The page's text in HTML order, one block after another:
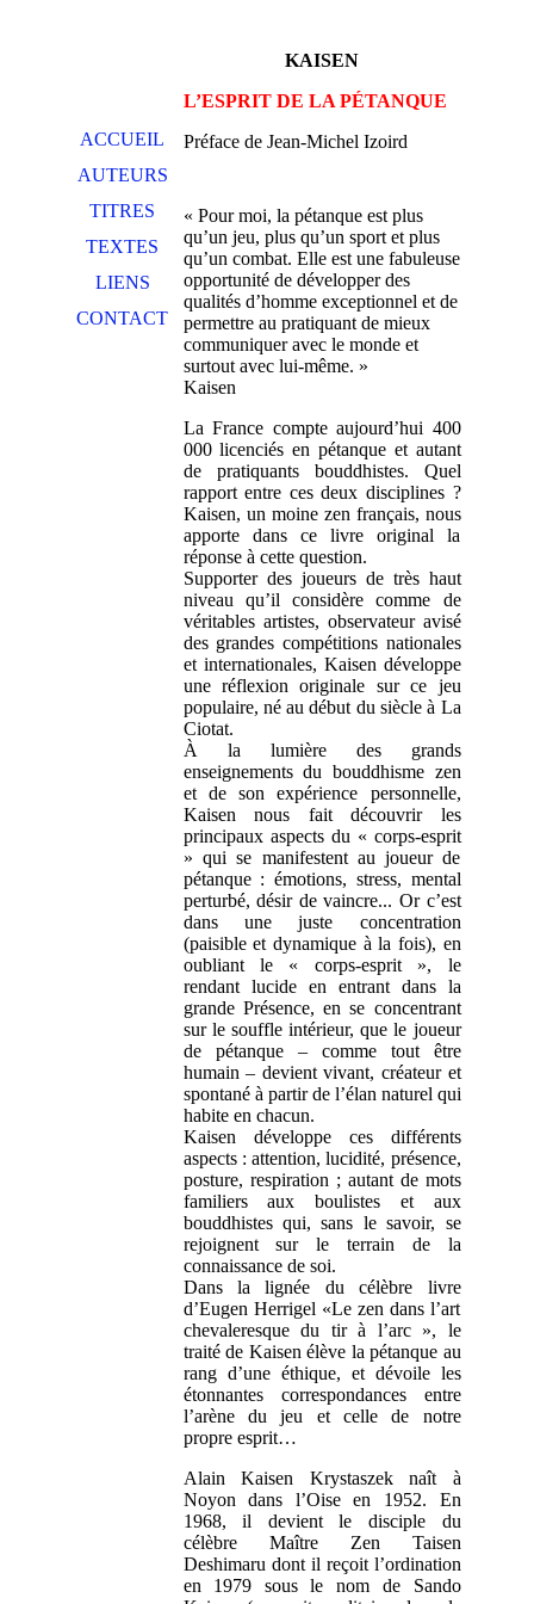
ACCUEIL
AUTEURS
TITRES
TEXTES
LIENS
CONTACT
KAISEN
L’ESPRIT DE LA PÉTANQUE
Préface de Jean-Michel Izoird
« Pour moi, la pétanque est plus
qu’un jeu, plus qu’un sport et plus
qu’un combat. Elle est une fabuleuse
opportunité de développer des
qualités d’homme exceptionnel et de
permettre au pratiquant de mieux
communiquer avec le monde et
surtout avec lui-même. »
Kaisen
La France compte aujourd’hui 400
000 licenciés en pétanque et autant
de pratiquants bouddhistes. Quel
rapport entre ces deux disciplines ?
Kaisen, un moine zen français, nous
apporte dans ce livre original la
réponse à cette question.
Supporter des joueurs de très haut
niveau qu’il considère comme de
véritables artistes, observateur avisé
des grandes compétitions nationales
et internationales, Kaisen développe
une réflexion originale sur ce jeu
populaire, né au début du siècle à La
Ciotat.
À la lumière des grands
enseignements du bouddhisme zen
et de son expérience personnelle,
Kaisen nous fait découvrir les
principaux aspects du « corps-esprit
» qui se manifestent au joueur de
pétanque : émotions, stress, mental
perturbé, désir de vaincre... Or c’est
dans une juste concentration
(paisible et dynamique à la fois), en
oubliant le « corps-esprit », le
rendant lucide en entrant dans la
grande Présence, en se concentrant
sur le souffle intérieur, que le joueur
de pétanque – comme tout être
humain – devient vivant, créateur et
spontané à partir de l’élan naturel qui
habite en chacun.
Kaisen développe ces différents
aspects : attention, lucidité, présence,
posture, respiration ; autant de mots
familiers aux boulistes et aux
bouddhistes qui, sans le savoir, se
rejoignent sur le terrain de la
connaissance de soi.
Dans la lignée du célèbre livre
d’Eugen Herrigel «Le zen dans l’art
chevaleresque du tir à l’arc », le
traité de Kaisen élève la pétanque au
rang d’une éthique, et dévoile les
étonnantes correspondances entre
l’arène du jeu et celle de notre
propre esprit…
Alain Kaisen Krystaszek naît à
Noyon dans l’Oise en 1952. En
1968, il devient le disciple du
célèbre Maître Zen Taisen
Deshimaru dont il reçoit l’ordination
en 1979 sous le nom de Sando